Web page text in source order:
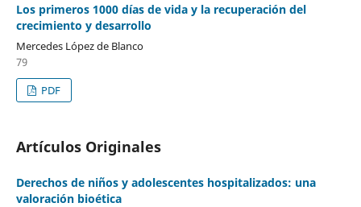
Los primeros 1000 días de vida y la recuperación del
crecimiento y desarrollo
Mercedes López de Blanco
79
PDF
Artículos Originales
Derechos de niños y adolescentes hospitalizados: una
valoración bioética